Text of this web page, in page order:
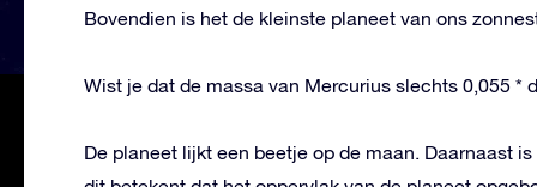
Bovendien is het de kleinste planeet van ons
Wist je dat de massa van Mercurius slechts 0,055 *
De planeet lijkt een beetje op de maan. Daarnaast